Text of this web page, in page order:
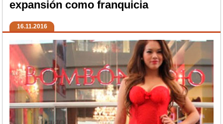
expansión como franquicia
16.11.2016